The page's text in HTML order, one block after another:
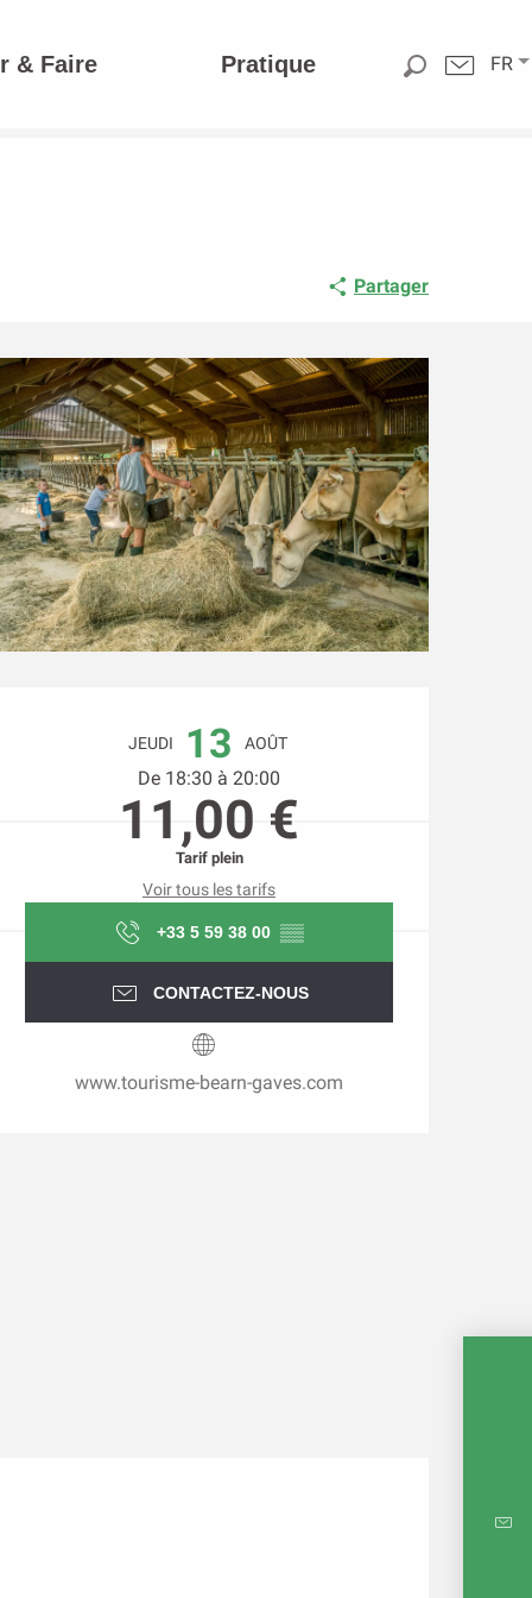
FR
& Faire Pratique
Partager
JEUDI 13 AOÛT
De 18:30 à 20:00
11,00 €
Tarif plein
Voir tous les tarifs
+33 5 59 38 00 ▒▒
CONTACTEZ-NOUS
www.tourisme-bearn-gaves.com